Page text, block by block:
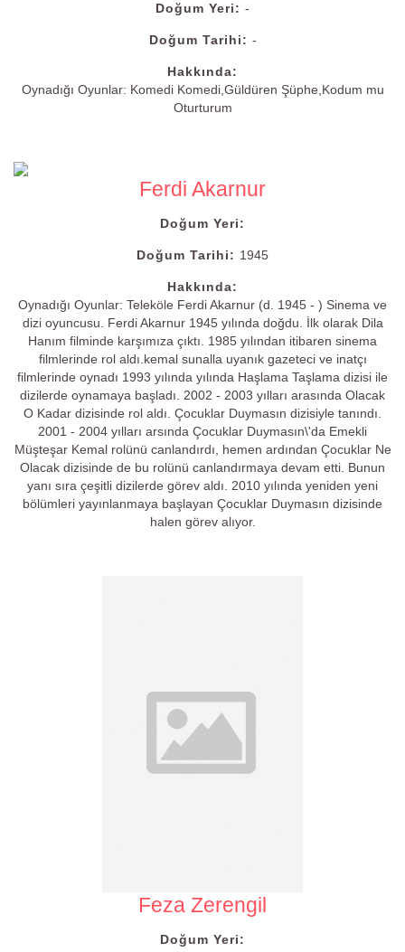
Doğum Yeri: -
Doğum Tarihi: -
Hakkında:
Oynadığı Oyunlar: Komedi Komedi,Güldüren Şüphe,Kodum mu
Oturturum
Ferdi Akarnur
Doğum Yeri:
Doğum Tarihi: 1945
Hakkında:
Oynadığı Oyunlar: Teleköle Ferdi Akarnur (d. 1945 - ) Sinema ve
dizi oyuncusu. Ferdi Akarnur 1945 yılında doğdu. İlk olarak Dila
Hanım filminde karşımıza çıktı. 1985 yılından itibaren sinema
filmlerinde rol aldı.kemal sunalla uyanık gazeteci ve inatçı
filmlerinde oynadı 1993 yılında yılında Haşlama Taşlama dizisi ile
dizilerde oynamaya başladı. 2002 - 2003 yılları arasında Olacak
O Kadar dizisinde rol aldı. Çocuklar Duymasın dizisiyle tanındı.
2001 - 2004 yılları arsında Çocuklar Duymasın\'da Emekli
Müşteşar Kemal rolünü canlandırdı, hemen ardından Çocuklar Ne
Olacak dizisinde de bu rolünü canlandırmaya devam etti. Bunun
yanı sıra çeşitli dizilerde görev aldı. 2010 yılında yeniden yeni
bölümleri yayınlanmaya başlayan Çocuklar Duymasın dizisinde
halen görev alıyor.
Feza Zerengil
Doğum Yeri: